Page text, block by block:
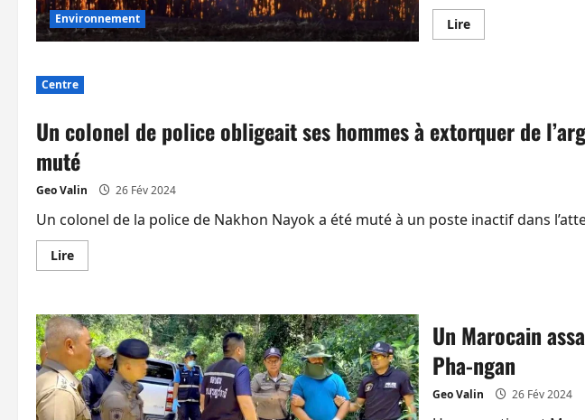
Environnement LireEn
savoir
traitées
pour
des
pollution
atmosphérique
Centre
Un colonel de police obligeait ses hommes à extorquer de
muté
Geo Valin 26 Fév 2024
Un colonel de la police de Nakhon Nayok a été muté à un poste inactif dans
LireEn
savoir
colonel
de
police
obligeait
ses
hommes
à
extorquer
Un Marocain
Pha-ngan
Geo Valin 26 Fév 2024